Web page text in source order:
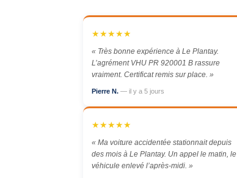
★★★★★
« Très bonne expérience à Le Plantay.
L’agrément VHU PR 920001 B rassure
vraiment. Certificat remis sur place. »
Pierre N. — il y a 5 jours
★★★★★
« Ma voiture accidentée stationnait depuis
des mois à Le Plantay. Un appel le matin, le
véhicule enlevé l’après-midi. »